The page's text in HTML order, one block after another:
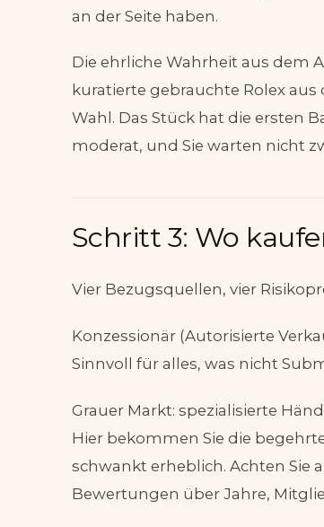
an der Seite haben.
Die ehrliche Wahrheit aus dem
kuratierte gebrauchte Rolex
Wahl. Das Stück hat die ersten
moderat, und Sie warten nicht
Schritt 3: Wo
Vier Bezugsquellen, vier
Konzessionär (Autorisierte
Sinnvoll für alles, was nicht
Grauer Markt: spezialisierte
Hier bekommen Sie die
schwankt erheblich. Achten Sie
Bewertungen über Jahre,